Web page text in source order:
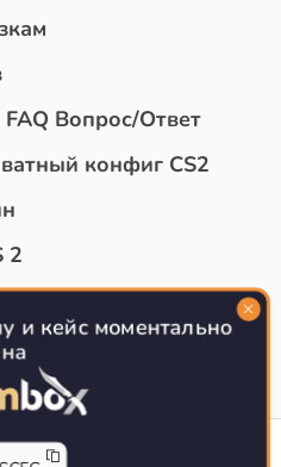
FAQ Вопрос/Ответ
конфиг CS2
2
КС 2
О проекте
и кейс моментально
на